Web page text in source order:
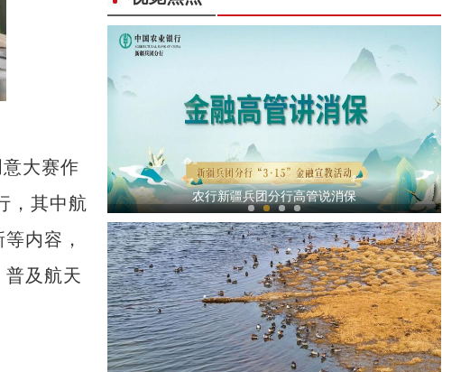
大赛作
，其中航
内容，
及航天
农行新疆兵团分行高管说消保